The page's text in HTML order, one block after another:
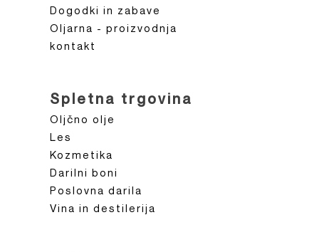
Dogodki in zabave
Oljarna - proizvodnja
kontakt
Spletna trgovina
Oljčno olje
Les
Kozmetika
Darilni boni
Poslovna darila
Vina in destilerija